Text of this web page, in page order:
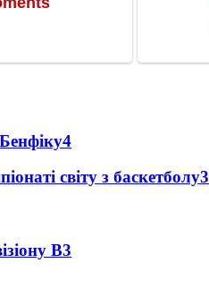
4
світу з баскетболу3
В3